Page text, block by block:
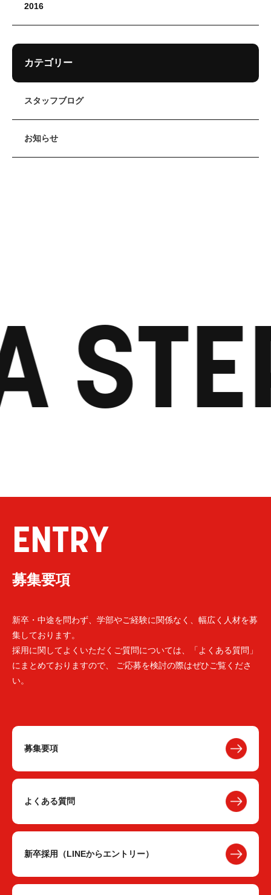
2016
カテゴリー
スタッフブログ
お知らせ
ENTRY
募集要項
新卒・中途を問わず、学部やご経験に関係なく、幅広く人材を募
集しております。
採用に関してよくいただくご質問については、「よくある質問」
にまとめておりますので、 ご応募を検討の際はぜひご覧くださ
い。
募集要項
よくある質問
新卒採用（LINEからエントリー）